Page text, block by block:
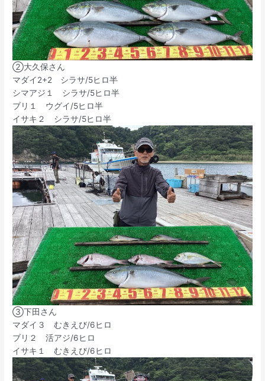
②大久保さん
マダイ2+2 シラサ/5ヒロ半
シマアジ１ シラサ/5ヒロ半
ブリ１ ウグイ/5ヒロ半
イサキ２ シラサ/5ヒロ半
③下田さん
マダイ３ むきえび/6ヒロ
ブリ２ 活アジ/6ヒロ
イサキ１ むきえび/6ヒロ